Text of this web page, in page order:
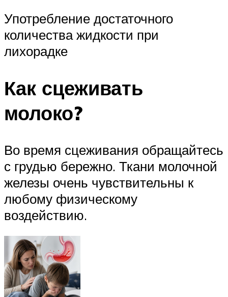
Употребление достаточного
количества жидкости при
лихорадке
Как сцеживать
молоко?
Во время сцеживания обращайтесь
с грудью бережно. Ткани молочной
железы очень чувствительны к
любому физическому
воздействию.